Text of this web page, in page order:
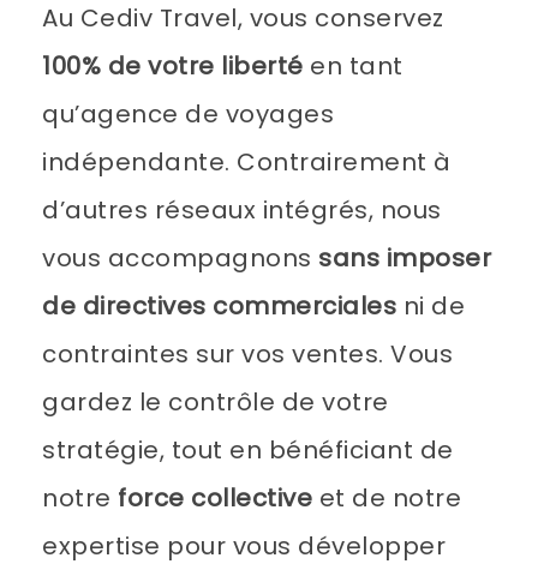
Au Cediv Travel, vous conservez
100% de votre liberté en tant
qu’agence de voyages
indépendante. Contrairement à
d’autres réseaux intégrés, nous
vous accompagnons sans imposer
de directives commerciales ni de
contraintes sur vos ventes. Vous
gardez le contrôle de votre
stratégie, tout en bénéficiant de
notre force collective et de notre
expertise pour vous développer